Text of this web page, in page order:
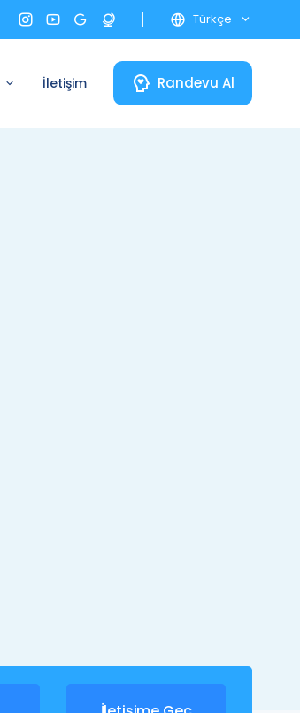
Türkçe
İletişim Randevu Al